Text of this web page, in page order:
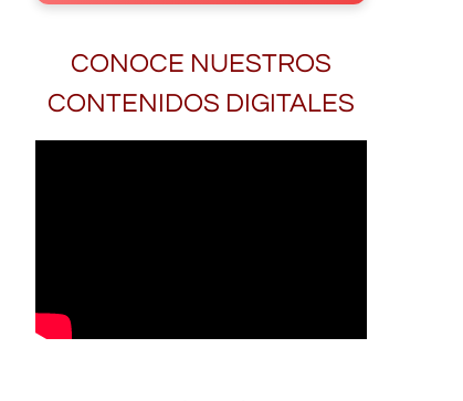
CONOCE NUESTROS
CONTENIDOS DIGITALES